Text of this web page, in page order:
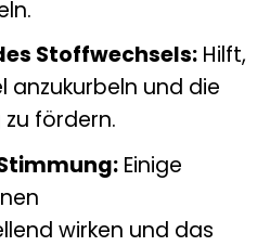
Stoffwechsels:Hilft,
anzukurbeln und die
fördern.
Einige
wirken und das